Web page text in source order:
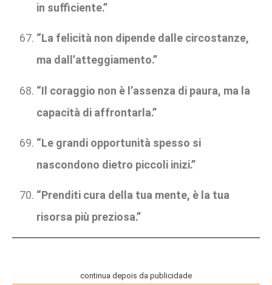
in sufficiente.”
“La felicità non dipende dalle circostanze,
ma dall’atteggiamento.”
“Il coraggio non è l’assenza di paura, ma la
capacità di affrontarla.”
“Le grandi opportunità spesso si
nascondono dietro piccoli inizi.”
“Prenditi cura della tua mente, è la tua
risorsa più preziosa.”
continua depois da publicidade